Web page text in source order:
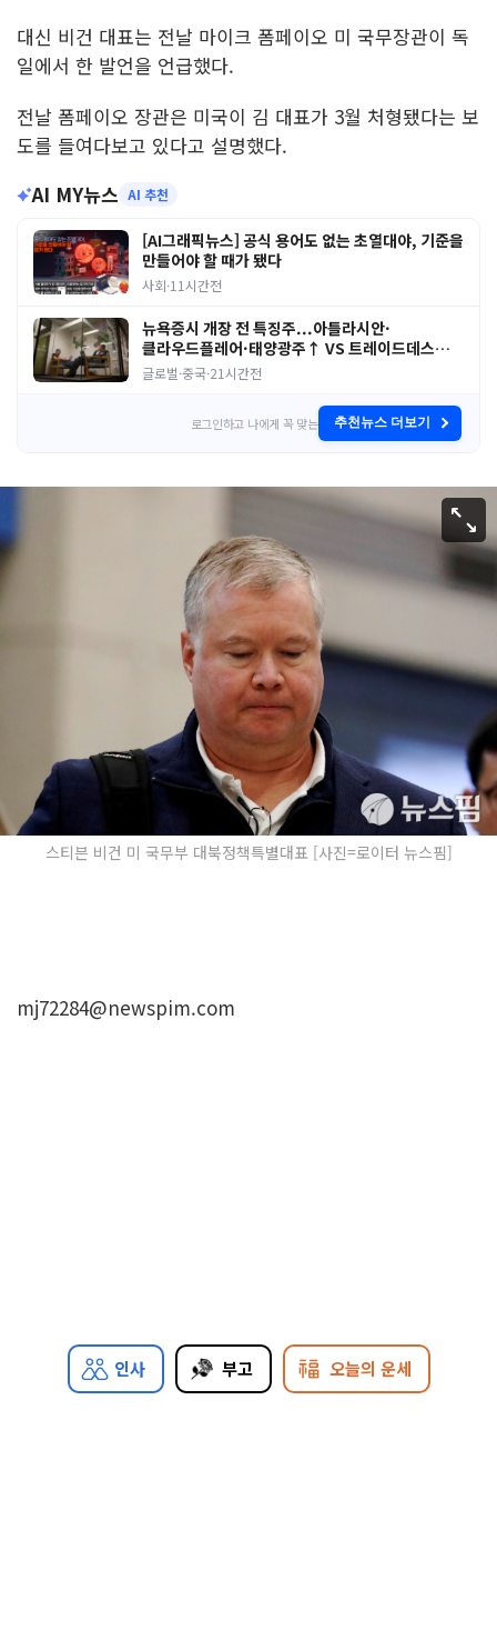
대신 비건 대표는 전날 마이크 폼페이오 미 국무장관이 독
일에서 한 발언을 언급했다.
전날 폼페이오 장관은 미국이 김 대표가 3월 처형됐다는 보
도를 들여다보고 있다고 설명했다.
AI MY뉴스 AI 추천
[AI그래픽뉴스] 공식 용어도 없는 초열대야, 기준을
만들어야 할 때가 됐다
사회·11시간전
뉴욕증시 개장 전 특징주...아틀라시안·
클라우드플레어·태양광주↑ VS 트레이드데스크·
웬디스↓
글로벌·중국·21시간전
로그인하고 나에게 꼭 맞는 추천뉴스 더보기
스티븐 비건 미 국무부 대북정책특별대표 [사진=로이터 뉴스핌]
mj72284@newspim.com
인사 부고 오늘의 운세